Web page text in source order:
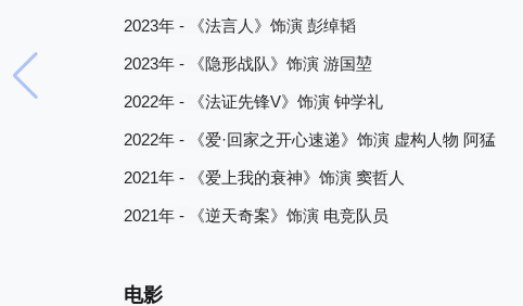
2023年 - 《法言人》饰演 彭绰韬
2023年 - 《隐形战队》饰演 游国堃
2022年 - 《法证先锋V》饰演 钟学礼
2022年 - 《爱·回家之开心速递》饰演 虚构人物 阿猛
2021年 - 《爱上我的衰神》饰演 窦哲人
2021年 - 《逆天奇案》饰演 电竞队员
电影